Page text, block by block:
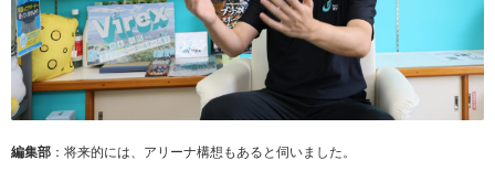
編集部 ：将来的には、アリーナ構想もあると伺いました。